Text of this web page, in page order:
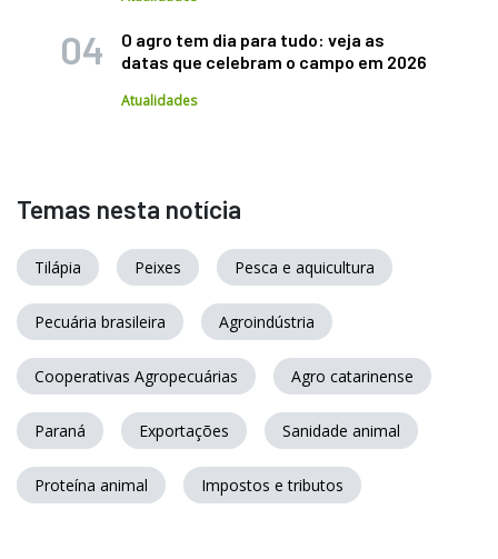
O agro tem dia para tudo: veja as
datas que celebram o campo em 2026
Atualidades
Temas nesta notícia
Tilápia Peixes Pesca e aquicultura
Pecuária brasileira Agroindústria
Cooperativas Agropecuárias Agro catarinense
Paraná Exportações Sanidade animal
Proteína animal Impostos e tributos